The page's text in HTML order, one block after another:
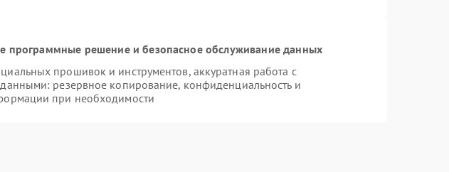
программные решение и безопасное обслуживание данных
прошивок и инструментов, аккуратная работа с
данными: резервное копирование, конфиденциальность и
при необходимости